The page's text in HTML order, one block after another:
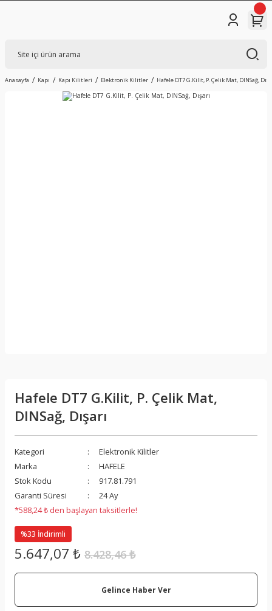
Anasayfa Kapı Kapı Kilitleri Elektronik Kilitler Hafele DT7 G.Kilit, P. Çelik Mat, DINSağ,
Hafele DT7 G.Kilit, P. Çelik Mat,
DINSağ, Dışarı
Kategori
Elektronik Kilitler
Marka
HAFELE
Stok Kodu
917.81.791
Garanti Süresi
24 Ay
*588,24 ₺ den başlayan taksitlerle!
%33 İndirimli
5.647,07 ₺ 8.428,46 ₺
Gelince Haber Ver